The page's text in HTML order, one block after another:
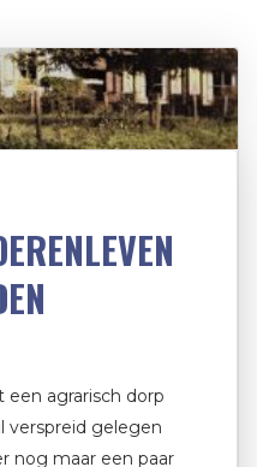
een agrarisch dorp
verspreid gelegen
nog maar een paar